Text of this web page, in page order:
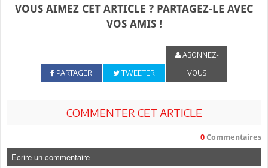
VOUS AIMEZ CET ARTICLE ? PARTAGEZ-LE AVEC
VOS AMIS !
PARTAGER TWEETER
ABONNEZ-
VOUS
COMMENTER CET ARTICLE
0 Commentaires
Ecrire un commentaire